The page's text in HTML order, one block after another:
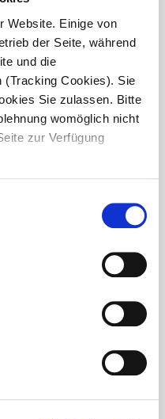
Website. Einige von
der Seite, während
und die
(Tracking Cookies). Sie
Sie zulassen. Bitte
womöglich nicht
zur Verfügung
durchzieht.Und